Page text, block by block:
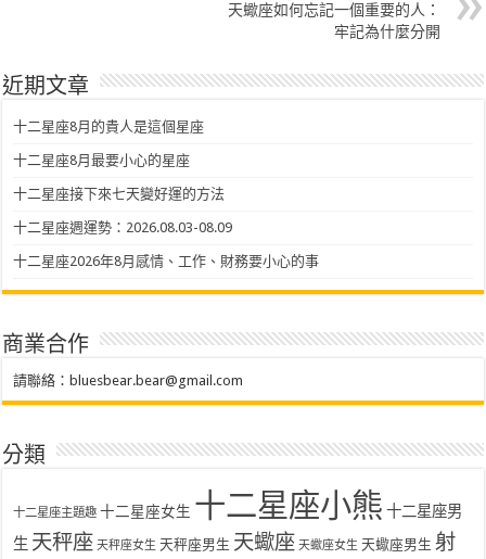
天蠍座如何忘記一個重要的人：
牢記為什麼分開
近期文章
十二星座8月的貴人是這個星座
十二星座8月最要小心的星座
十二星座接下來七天變好運的方法
十二星座週運勢：2026.08.03-08.09
十二星座2026年8月感情、工作、財務要小心的事
商業合作
請聯絡： bluesbear.bear@gmail.com
分類
十二星座主題趣 十二星座女生 十二星座小熊 十二星座男
生 天秤座 天秤座女生 天秤座男生 天蠍座 天蠍座女生 天蠍座男生 射